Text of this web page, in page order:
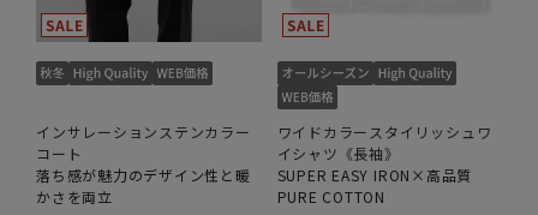
インサレーションステンカラー
コート
落ち感が魅力のデザイン性と暖
かさを両立
ワイドカラースタイリッシュワ
イシャツ《長袖》
SUPER EASY IRON×高品質
PURE COTTON